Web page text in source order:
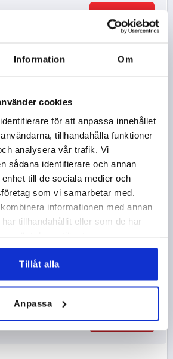
Information Om
cookies
för att anpassa innehållet
tillhandahålla funktioner
analysera vår trafik. Vi
sådana identifierare och annan
till de sociala medier och
som vi samarbetar med.
informationen med annan
tillhandahållit eller som de har
Tillåt alla
Anpassa
D=M08, A=100, B=33, POLYAMID
PÅ HANDTAG=SVART
STÅL
D1=25
B1=24,2 H=16,3
HÖJD=27,9
F KN=5
DETALJER